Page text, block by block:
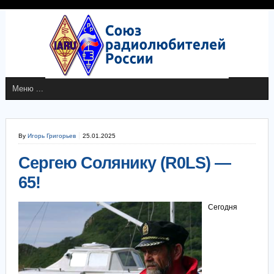
By Игорь Григорьев 25.01.2025
Сергею Солянику (R0LS) —
65!
Сегодня